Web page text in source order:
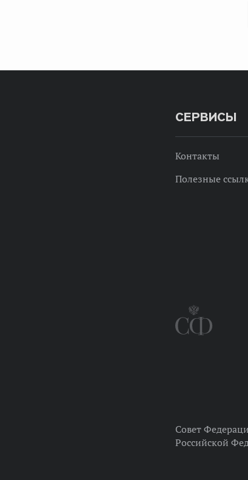
СЕРВИСЫ
Контакты
Полезные
Совет
Российской